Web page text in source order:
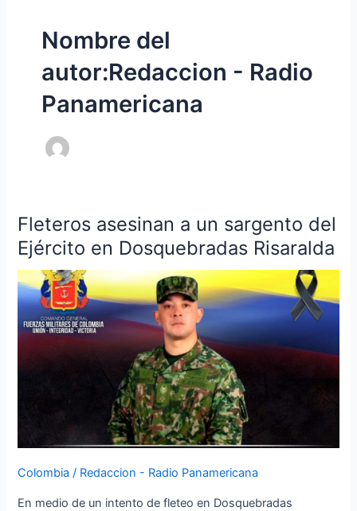
Nombre del
autor:Redaccion - Radio
Panamericana
Fleteros asesinan a un sargento del
Ejército en Dosquebradas Risaralda
Colombia / Redaccion - Radio Panamericana
En medio de un intento de fleteo en Dosquebradas
Fleteros
asesinan
a
un
sargento
del
Ejército
en
Dosquebradas